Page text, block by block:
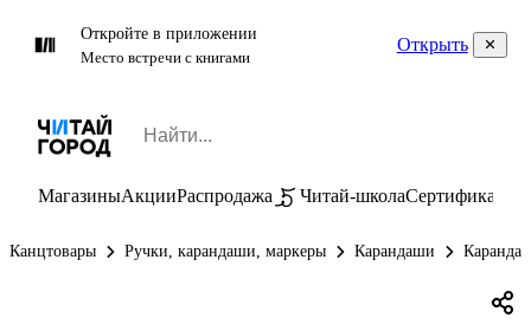
Откройте в приложении
Место встречи с книгами
Открыть
МагазиныАкцииРаспродажа Читай-школаСертификаты
Канцтовары Ручки, карандаши, маркеры Карандаши